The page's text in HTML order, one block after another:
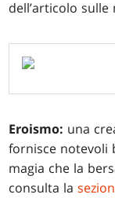
dell’articolo
Eroismo: una
fornisce notevoli
magia che la
consulta la